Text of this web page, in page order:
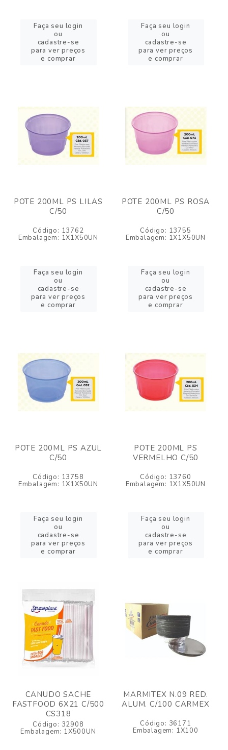
Faça seu login
ou
cadastre-se
para ver preços
e comprar
Faça seu login
ou
cadastre-se
para ver preços
e comprar
POTE 200ML PS LILAS
C/50
Código: 13762
Embalagem: 1X1X50UN
Faça seu login
ou
cadastre-se
para ver preços
e comprar
POTE 200ML PS ROSA
C/50
Código: 13755
Embalagem: 1X1X50UN
Faça seu login
ou
cadastre-se
para ver preços
e comprar
POTE 200ML PS AZUL
C/50
Código: 13758
Embalagem: 1X1X50UN
Faça seu login
ou
cadastre-se
para ver preços
e comprar
POTE 200ML PS
VERMELHO C/50
Código: 13760
Embalagem: 1X1X50UN
Faça seu login
ou
cadastre-se
para ver preços
e comprar
CANUDO SACHE
FASTFOOD 6X21 C/500
CS318
Código: 32908
Embalagem: 1X500UN
MARMITEX N.09 RED.
ALUM. C/100 CARMEX
Código: 36171
Embalagem: 1X100